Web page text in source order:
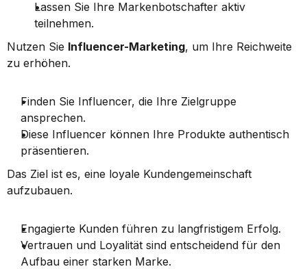
Lassen Sie Ihre Markenbotschafter aktiv
teilnehmen.
Nutzen Sie Influencer-Marketing, um Ihre Reichweite
zu erhöhen.
Finden Sie Influencer, die Ihre Zielgruppe
ansprechen.
Diese Influencer können Ihre Produkte authentisch
präsentieren.
Das Ziel ist es, eine loyale Kundengemeinschaft
aufzubauen.
Engagierte Kunden führen zu langfristigem Erfolg.
Vertrauen und Loyalität sind entscheidend für den
Aufbau einer starken Marke.